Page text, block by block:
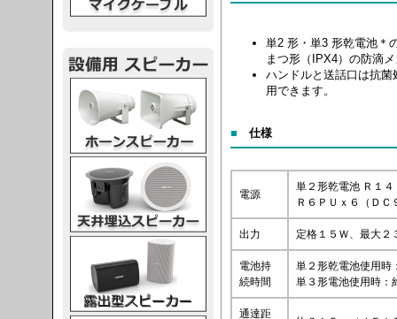
単2 形・単3 形乾電池＊
まつ形（IPX4）の防滴
ハンドルと送話口は抗
用できます。
■ 仕様
電源
単２形乾電池 Ｒ１
Ｒ６ＰＵｘ６（ＤＣ
出力 定格１５Ｗ、最大２
電池持
続時間
単２形乾電池使用時
単３形電池使用時：
通達距